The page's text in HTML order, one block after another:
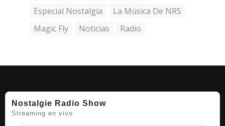
Especial Nostalgia
La Música De NRS
Magic Fly
Noticias Radio
Nostalgie Radio Show
Streaming en vivo